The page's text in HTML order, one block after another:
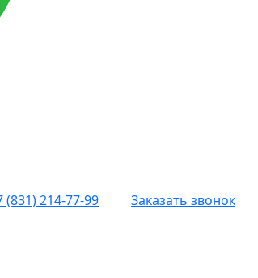
(831) 214-77-99 Заказать звонок